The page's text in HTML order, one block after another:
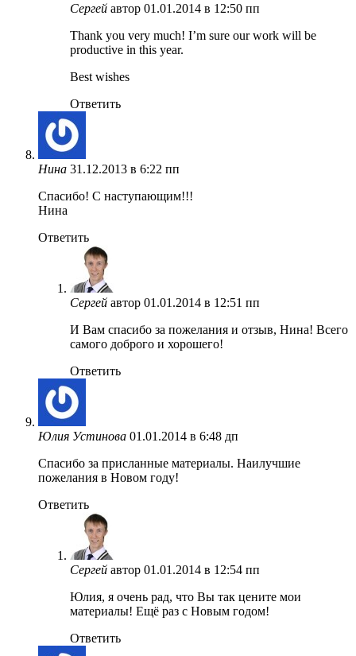
Сергей автор 01.01.2014 в 12:50 пп
Thank you very much! I’m sure our work will be
productive in this year.
Best wishes
Ответить
Нина 31.12.2013 в 6:22 пп
Спасибо! С наступающим!!!
Нина
Ответить
Сергей автор 01.01.2014 в 12:51 пп
И Вам спасибо за пожелания и отзыв, Нина! Всего
самого доброго и хорошего!
Ответить
Юлия Устинова 01.01.2014 в 6:48 дп
Спасибо за присланные материалы. Наилучшие
пожелания в Новом году!
Ответить
Сергей автор 01.01.2014 в 12:54 пп
Юлия, я очень рад, что Вы так цените мои
материалы! Ещё раз с Новым годом!
Ответить